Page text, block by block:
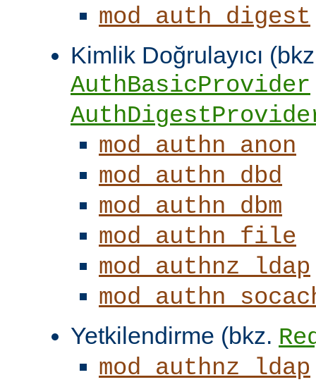
mod_auth_digest
Kimlik Doğrulayıcı
AuthBasicProvider
mod_authn_anon
mod_authn_dbd
mod_authn_dbm
mod_authn_file
mod_authnz_ldap
Yetkilendirme (bkz.
mod_authnz_ldap